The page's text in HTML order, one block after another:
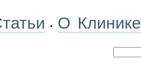
• О Клинике